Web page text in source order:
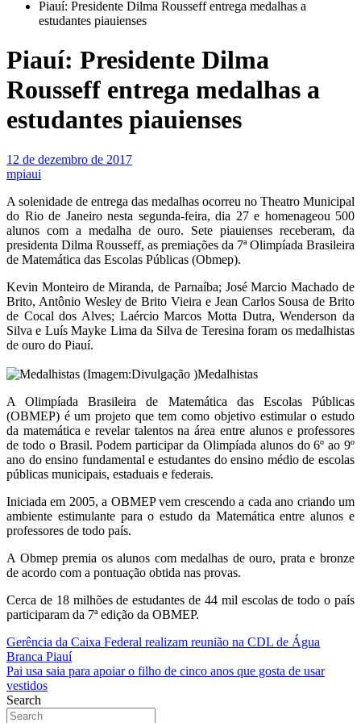
Piauí: Presidente Dilma Rousseff entrega medalhas a
estudantes piauienses
Piauí: Presidente Dilma
Rousseff entrega medalhas a
estudantes piauienses
12 de dezembro de 2017
mpiaui
A solenidade de entrega das medalhas ocorreu no Theatro Municipal
do Rio de Janeiro nesta segunda-feira, dia 27 e homenageou 500
alunos com a medalha de ouro. Sete piauienses receberam, da
presidenta Dilma Rousseff, as premiações da 7ª Olimpíada Brasileira
de Matemática das Escolas Públicas (Obmep).
Kevin Monteiro de Miranda, de Parnaíba; José Marcio Machado de
Brito, Antônio Wesley de Brito Vieira e Jean Carlos Sousa de Brito
de Cocal dos Alves; Laércio Marcos Motta Dutra, Wenderson da
Silva e Luís Mayke Lima da Silva de Teresina foram os medalhistas
de ouro do Piauí.
Medalhistas
A Olimpíada Brasileira de Matemática das Escolas Públicas
(OBMEP) é um projeto que tem como objetivo estimular o estudo
da matemática e revelar talentos na área entre alunos e professores
de todo o Brasil. Podem participar da Olimpíada alunos do 6º ao 9º
ano do ensino fundamental e estudantes do ensino médio de escolas
públicas municipais, estaduais e federais.
Iniciada em 2005, a OBMEP vem crescendo a cada ano criando um
ambiente estimulante para o estudo da Matemática entre alunos e
professores de todo país.
A Obmep premia os alunos com medalhas de ouro, prata e bronze
de acordo com a pontuação obtida nas provas.
Cerca de 18 milhões de estudantes de 44 mil escolas de todo o país
participaram da 7ª edição da OBMEP.
Navegação
de
Post
Gerência da Caixa Federal realizam reunião na CDL de Água
Branca Piauí
Pai usa saia para apoiar o filho de cinco anos que gosta de usar
vestidos
Search